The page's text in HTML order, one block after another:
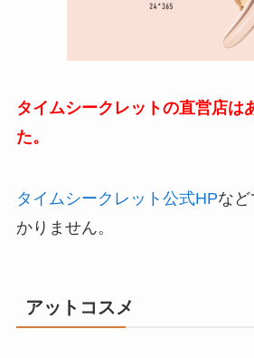
タイムシークレットの直営店は
た。
タイムシークレット公式HPな
かりません。
アットコスメ